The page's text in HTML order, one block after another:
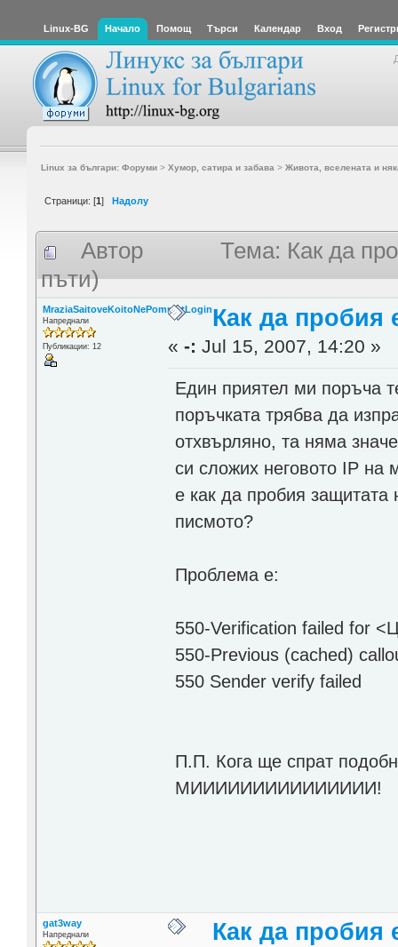
Linux-BG Начало Помощ Търси Календар Вход
Linux за българи: Форуми> Хумор, сатира и забава > Живота, вселената и
Страници: [1] Надолу
Автор
Тема: Как да
пъти)
MraziaSaitoveKoitoNePomniatLogin
Напреднали
Публикации: 12
Как да
«-: Jul 15, 2007, 14:20 »
Един приятел ми поръча
поръчката трябва да
отхвърляно, та няма
си сложих неговото IP на
е как да пробия
писмото?
Проблема е:
550-Verification failed for
550-Previous (cached)
550 Sender verify failed
П.П. Кога ще спрат
МИИИИИИИИИИИИИИИ!
gat3way
Напреднали Как да